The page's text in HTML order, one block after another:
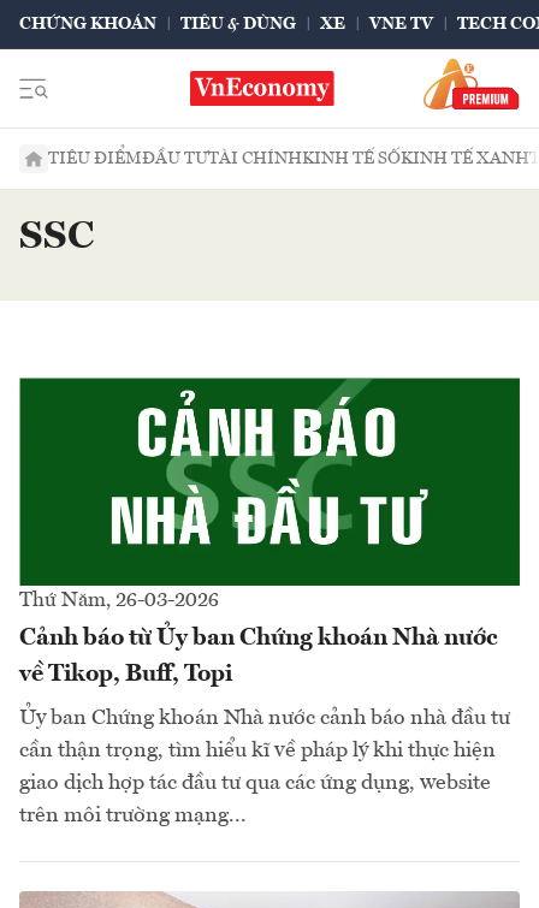
CHỨNG KHOÁN TIÊU & DÙNG XE VNE TV TECH
TIÊU ĐIỂMĐẦU TƯTÀI CHÍNHKINH TẾ SỐKINH TẾ XANH
SSC
Thứ Năm, 26-03-2026
Cảnh báo từ Ủy ban Chứng khoán Nhà nước
về Tikop, Buff, Topi
Ủy ban Chứng khoán Nhà nước cảnh báo nhà đầu tư
cần thận trọng, tìm hiểu kĩ về pháp lý khi thực hiện
giao dịch hợp tác đầu tư qua các ứng dụng, website
trên môi trường mạng...